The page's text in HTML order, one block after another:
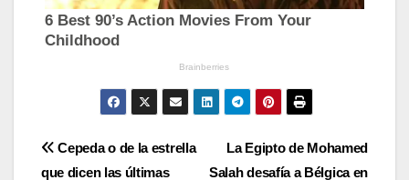
Navegación
La Egipto de Mohamed
Salah desafía a Bélgica en
Cepeda o de la estrella
que dicen las últimas